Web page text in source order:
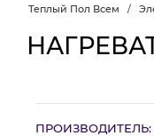
Теплый Пол Всем /
ПРОИЗВОДИТЕЛЬ: